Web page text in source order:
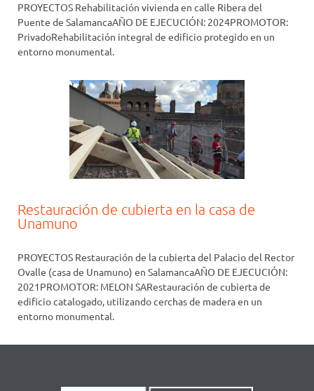
PROYECTOS Rehabilitación vivienda en calle Ribera del
Puente de SalamancaAÑO DE EJECUCIÓN: 2024PROMOTOR:
PrivadoRehabilitación integral de edificio protegido en un
entorno monumental.
Restauración de cubierta en la casa de
Unamuno
PROYECTOS Restauración de la cubierta del Palacio del Rector
Ovalle (casa de Unamuno) en SalamancaAÑO DE EJECUCIÓN:
2021PROMOTOR: MELON SARestauración de cubierta de
edificio catalogado, utilizando cerchas de madera en un
entorno monumental.